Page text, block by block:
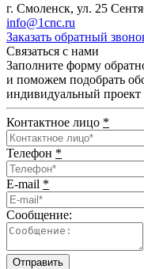
г. Смоленск, ул. 25
info@1cnc.ru
Заказать обратный
Связаться с нами
Заполните форму
и поможем подобрать
индивидуальный проект
Контактное лицо *
Телефон *
E-mail *
Сообщение:
Отправить